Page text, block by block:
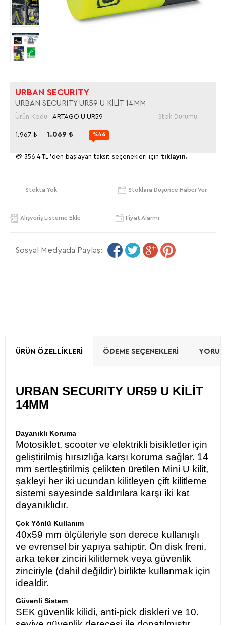
URBAN SECURITY
URBAN SECURITY UR59 U KİLİT 14MM
Ürün Kodu : ARTAGO.U.UR59 Stok Durumu :
1.967₺ 1.069 ₺ %46
💳 356.4 TL 'den başlayan taksit seçenekleri için tıklayın.
Stokta Yok Stoklara Düşünce Haber Ver
Alışveriş Listeme Ekle Fiyat Alarmı
Sosyal Medyada Paylaş:
ÜRÜN ÖZELLIKLERI ÖDEME SEÇENEKLERI
URBAN SECURITY UR59 U KİLİT
14MM
Dayanıklı Koruma
Motosiklet, scooter ve elektrikli bisikletler için
geliştirilmiş hırsızlığa karşı koruma sağlar. 14
mm sertleştirilmiş çelikten üretilen Mini U kilit,
şakleyi her iki ucundan kilitleyen çift kilitleme
sistemi sayesinde saldırılara karşı iki kat
dayanıklıdır.
Çok Yönlü Kullanım
40x59 mm ölçüleriyle son derece kullanışlı
ve evrensel bir yapıya sahiptir. Ön disk freni,
arka teker zinciri kilitlemek veya güvenlik
zinciriyle (dahil değildir) birlikte kullanmak için
idealdir.
Güvenli Sistem
SEK güvenlik kilidi, anti-pick diskleri ve 10.